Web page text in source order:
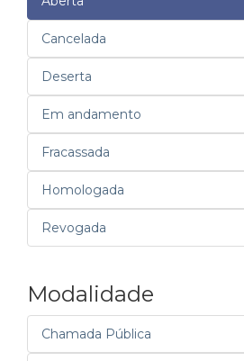
Cancelada
Deserta
Em andamento
Fracassada
Homologada
Revogada
Modalidade
Chamada Pública